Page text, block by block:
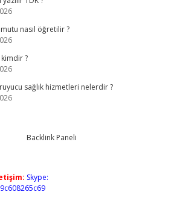
nasıl öğretilir ?
?
sağlık hizmetleri nelerdir ?
Skype: